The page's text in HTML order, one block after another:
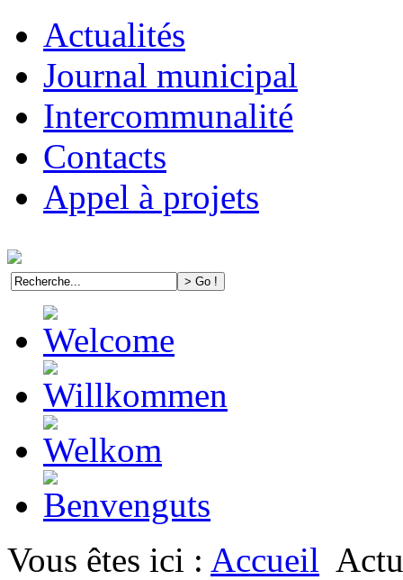
Actualités
Journal municipal
Intercommunalité
Contacts
Appel à projets
Vous êtes ici : Accueil